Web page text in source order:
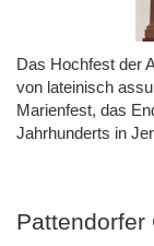
Das Hochfest der
von lateinisch
Marienfest, das
Jahrhunderts in
Pattendorfer